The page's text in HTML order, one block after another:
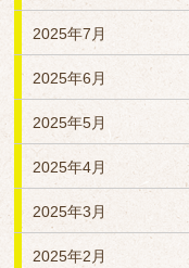
2025年7月
2025年6月
2025年5月
2025年4月
2025年3月
2025年2月